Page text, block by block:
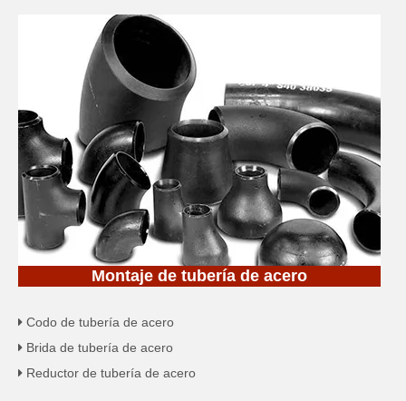
Montaje de tubería de acero
 Codo de tubería de acero
 Brida de tubería de acero
 Reductor de tubería de acero